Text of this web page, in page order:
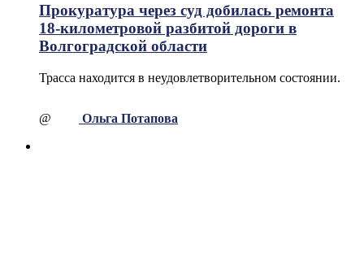
Прокуратура через суд добилась ремонта
18-километровой разбитой дороги в
Волгоградской области
Трасса находится в неудовлетворительном состоянии.
@ Ольга Потапова